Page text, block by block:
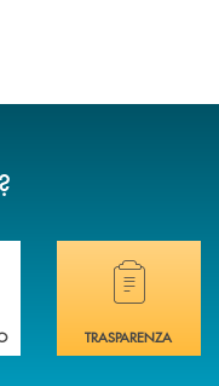
?
immediata?
Hai bisogno di
TRASPARENZA